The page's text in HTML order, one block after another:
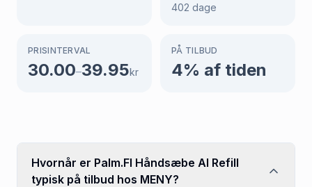
402 dage
PRISINTERVAL
30.00–39.95kr
PÅ TILBUD
4% af tiden
Hvornår er Palm.Fl Håndsæbe Al Refill
typisk på tilbud hos MENY?